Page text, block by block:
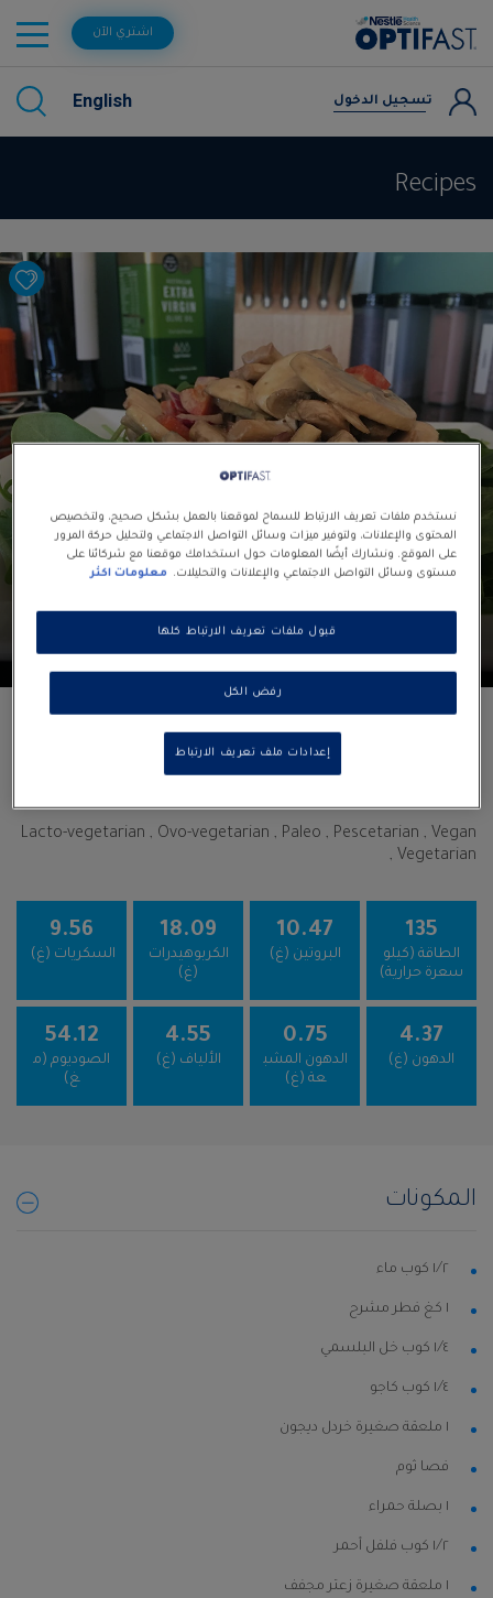
اشتري الآن
تسجيل الدخول English
Recipes
minutes
30
minutes
servings
سلطة الفطر المنقوع
Lacto-vegetarian , Ovo-vegetarian , Paleo , Pescetarian , Vegan
, Vegetarian
135
الطاقة (كيلو
سعرة حرارية)
10.47
البروتين (غ)
18.09
الكربوهيدرات
(غ)
9.56
السكريات (غ)
4.37
الدهون (غ)
0.75
الدهون المشب
عة (غ)
4.55
الألياف (غ)
54.12
الصوديوم (م
غ)
المكونات
١⁄٢ كوب ماء
١ كغ فطر مشرح
١⁄٤ كوب خل البلسمي
١⁄٤ كوب كاجو
١ ملعقة صغيرة خردل ديجون
فصا ثوم
١ بصلة حمراء
١⁄٢ كوب فلفل أحمر
١ ملعقة صغيرة زعتر مجفف
نستخدم ملفات تعريف الارتباط للسماح لموقعنا بالعمل بشكل صحيح، ولتخصيص
المحتوى والإعلانات، ولتوفير ميزات وسائل التواصل الاجتماعي ولتحليل حركة المرور
على الموقع. ونشارك أيضًا المعلومات حول استخدامك موقعنا مع شركائنا على
مستوى وسائل التواصل الاجتماعي والإعلانات والتحليلات.
معلومات اكثر
رفض الكل
قبول ملفات تعريف الارتباط كلها
إعدادات ملف تعريف الارتباط